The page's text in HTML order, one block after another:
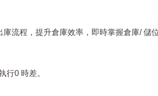
流程，提升倉庫效率，即時掌握倉庫/ 儲
行0 時差。